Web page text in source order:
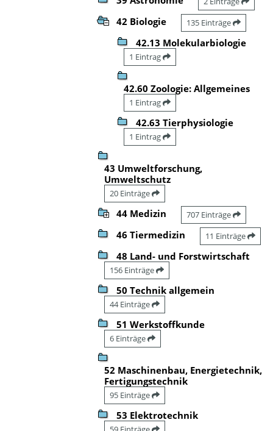
42 Biologie 135 Einträge
42.13 Molekularbiologie
1 Eintrag
42.60 Zoologie: Allgemeines
1 Eintrag
42.63 Tierphysiologie
1 Eintrag
43 Umweltforschung,
Umweltschutz
20 Einträge
44 Medizin 707 Einträge
46 Tiermedizin 11 Einträge
48 Land- und Forstwirtschaft
156 Einträge
50 Technik allgemein
44 Einträge
51 Werkstoffkunde
6 Einträge
52 Maschinenbau, Energietechnik,
Fertigungstechnik
95 Einträge
53 Elektrotechnik